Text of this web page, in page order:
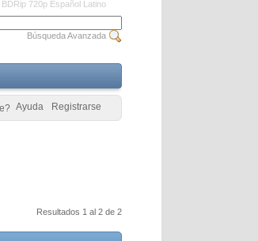
720p Español Latino
Resultados 1 al 2 de 2
Búsqueda Avanzada
Registrarse
Ayuda